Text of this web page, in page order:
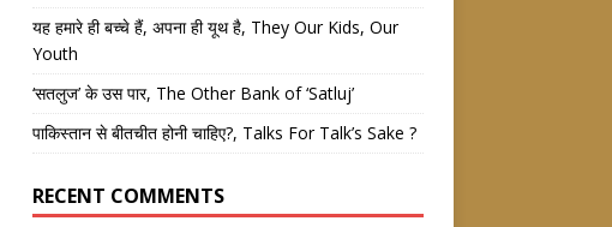
यह हमारे ही बच्चे हैं, अपना ही यूथ है, They Our Kids, Our
Youth
‘सतलुज’ के उस पार, The Other Bank of ‘Satluj’
पाकिस्तान से बीतचीत होनी चाहिए?, Talks For Talk’s Sake ?
RECENT COMMENTS